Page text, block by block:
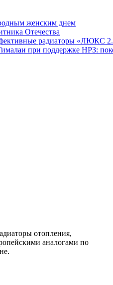
женским днем
Отечества
радиаторы «ЛЮКС
при поддержке НРЗ:
отопления,
аналогами по